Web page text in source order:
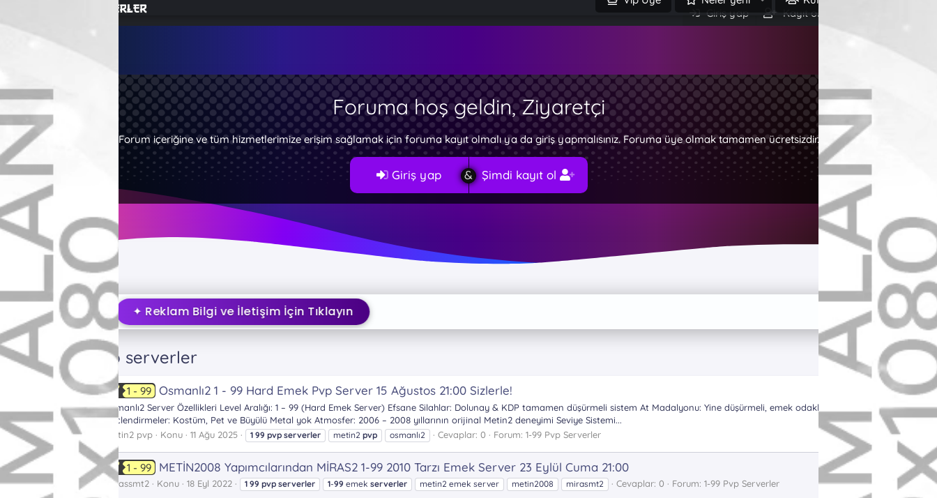
Giriş yap Kayıt ol
Foruma hoş geldin, Ziyaretçi
Forum içeriğine ve tüm hizmetlerimize erişim sağlamak için foruma kayıt olmalı ya da giriş yapmalısınız. Foruma üye olmak tamamen ücretsizdir.
Giriş yap Şimdi kayıt ol
✦ Reklam Bilgi ve İletişim İçin Tıklayın
1 99 pvp serverler
M 1 - 99 Osmanlı2 1 - 99 Hard Emek Pvp Server 15 Ağustos 21:00 Sizlerle!
Osmanlı2 Server Özellikleri Level Aralığı: 1 – 99 (Hard Emek Server) Efsane Silahlar: Dolunay & KDP tamamen düşürmeli sistem At Madalyonu: Yine düşürmeli, emek odaklı Ekstra
Güçlendirmeler: Kostüm, Pet ve Büyülü Metal yok Atmosfer: 2006 – 2008 yıllarının orijinal Metin2 deneyimi Seviye Sistemi...
metin2 pvp
Konu 11 Ağu 2025 1 99 pvp serverler metin2 pvp osmanlı2 Cevaplar: 0 Forum: 1-99 Pvp Serverler
1 - 99 METİN2008 Yapımcılarından MİRAS2 1-99 2010 Tarzı Emek Server 23 Eylül Cuma 21:00
mirassmt2 Konu 18 Eyl 2022 1 99 pvp serverler 1-99 emek serverler metin2 emek server metin2008 mirasmt2 Cevaplar: 0 Forum: 1-99 Pvp Serverler